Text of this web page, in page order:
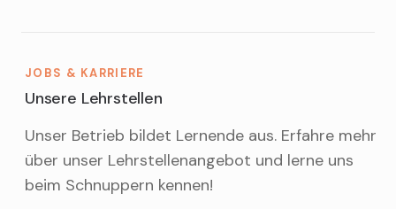
JOBS & KARRIERE
Unsere Lehrstellen
Unser Betrieb bildet Lernende aus. Erfahre mehr
über unser Lehrstellenangebot und lerne uns
beim Schnuppern kennen!